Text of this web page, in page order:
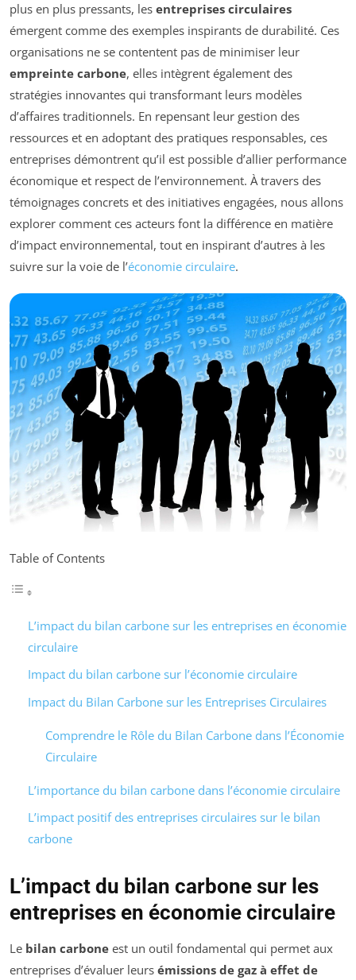
plus en plus pressants, les entreprises circulaires
émergent comme des exemples inspirants de durabilité. Ces
organisations ne se contentent pas de minimiser leur
empreinte carbone, elles intègrent également des
stratégies innovantes qui transformant leurs modèles
d’affaires traditionnels. En repensant leur gestion des
ressources et en adoptant des pratiques responsables, ces
entreprises démontrent qu’il est possible d’allier performance
économique et respect de l’environnement. À travers des
témoignages concrets et des initiatives engagées, nous allons
explorer comment ces acteurs font la différence en matière
d’impact environnemental, tout en inspirant d’autres à les
suivre sur la voie de l’économie circulaire.
Table of Contents
L’impact du bilan carbone sur les entreprises en économie
circulaire
Impact du bilan carbone sur l’économie circulaire
Impact du Bilan Carbone sur les Entreprises Circulaires
Comprendre le Rôle du Bilan Carbone dans l’Économie
Circulaire
L’importance du bilan carbone dans l’économie circulaire
L’impact positif des entreprises circulaires sur le bilan
carbone
L’impact du bilan carbone sur les
entreprises en économie circulaire
Le bilan carbone est un outil fondamental qui permet aux
entreprises d’évaluer leurs émissions de gaz à effet de